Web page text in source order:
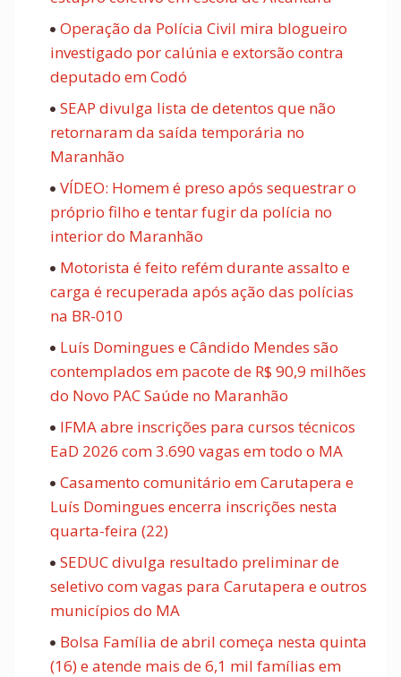
Operação da Polícia Civil mira blogueiro
investigado por calúnia e extorsão contra
deputado em Codó
SEAP divulga lista de detentos que não
retornaram da saída temporária no
Maranhão
VÍDEO: Homem é preso após sequestrar o
próprio filho e tentar fugir da polícia no
interior do Maranhão
Motorista é feito refém durante assalto e
carga é recuperada após ação das polícias
na BR-010
Luís Domingues e Cândido Mendes são
contemplados em pacote de R$ 90,9 milhões
do Novo PAC Saúde no Maranhão
IFMA abre inscrições para cursos técnicos
EaD 2026 com 3.690 vagas em todo o MA
Casamento comunitário em Carutapera e
Luís Domingues encerra inscrições nesta
quarta-feira (22)
SEDUC divulga resultado preliminar de
seletivo com vagas para Carutapera e outros
municípios do MA
Bolsa Família de abril começa nesta quinta
(16) e atende mais de 6,1 mil famílias em